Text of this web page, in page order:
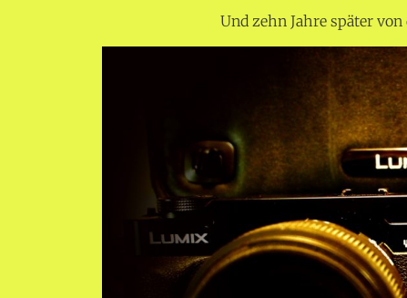
Und zehn Jahre später